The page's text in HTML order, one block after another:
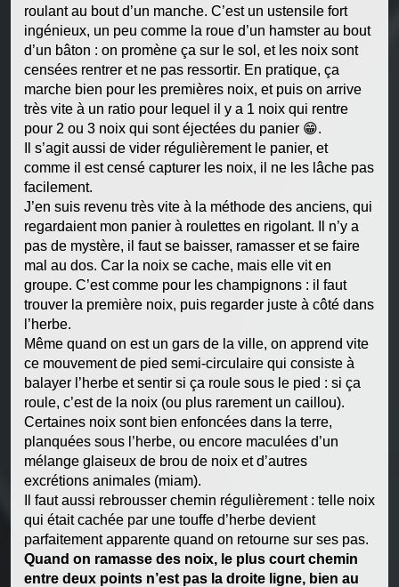
roulant au bout d’un manche. C’est un ustensile fort
ingénieux, un peu comme la roue d’un hamster au bout
d’un bâton : on promène ça sur le sol, et les noix sont
censées rentrer et ne pas ressortir. En pratique, ça
marche bien pour les premières noix, et puis on arrive
très vite à un ratio pour lequel il y a 1 noix qui rentre
pour 2 ou 3 noix qui sont éjectées du panier 😁.
Il s’agit aussi de vider régulièrement le panier, et
comme il est censé capturer les noix, il ne les lâche pas
facilement.
J’en suis revenu très vite à la méthode des anciens, qui
regardaient mon panier à roulettes en rigolant. Il n’y a
pas de mystère, il faut se baisser, ramasser et se faire
mal au dos. Car la noix se cache, mais elle vit en
groupe. C’est comme pour les champignons : il faut
trouver la première noix, puis regarder juste à côté dans
l’herbe.
Même quand on est un gars de la ville, on apprend vite
ce mouvement de pied semi-circulaire qui consiste à
balayer l’herbe et sentir si ça roule sous le pied : si ça
roule, c’est de la noix (ou plus rarement un caillou).
Certaines noix sont bien enfoncées dans la terre,
planquées sous l’herbe, ou encore maculées d’un
mélange glaiseux de brou de noix et d’autres
excrétions animales (miam).
Il faut aussi rebrousser chemin régulièrement : telle noix
qui était cachée par une touffe d’herbe devient
parfaitement apparente quand on retourne sur ses pas.
Quand on ramasse des noix, le plus court chemin
entre deux points n’est pas la droite ligne, bien au